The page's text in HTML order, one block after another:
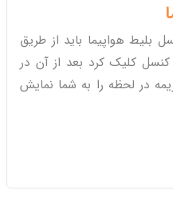
بلیط هواپیما باید از طریق
کلیک کرد بعد از آن در
در لحظه را به شما نمایش